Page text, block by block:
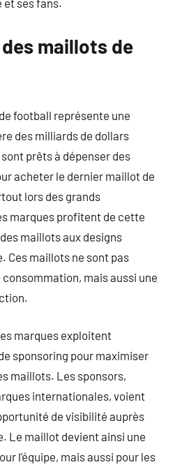
et ses fans.
maillots de
football représente une
des milliards de dollars
prêts à dépenser des
acheter le dernier maillot de
lors des grands
marques profitent de cette
maillots aux designs
Ces maillots ne sont pas
mais aussi une
marques exploitent
sponsoring pour maximiser
maillots. Les sponsors,
internationales, voient
de visibilité auprès
Le maillot devient ainsi une
l’équipe, mais aussi pour les